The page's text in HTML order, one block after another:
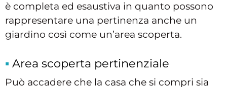
è completa ed esaustiva in quanto possono
rappresentare una pertinenza anche un
giardino così come un’area scoperta.
Area scoperta pertinenziale
Può accadere che la casa che si compri sia